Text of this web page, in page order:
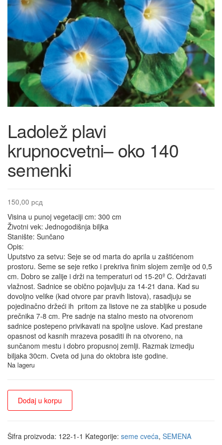
Ladolež plavi
krupnocvetni– oko 140
semenki
150,00 рсд
Visina u punoj vegetaciji cm: 300 cm
Životni vek: Jednogodišnja biljka
Stanište: Sunčano
Opis:
Uputstvo za setvu: Seje se od marta do aprila u zaštićenom
prostoru. Seme se seje retko i prekriva finim slojem zemlje od 0,5
cm. Dobro se zalije i drži na temperaturi od 15-20º C. Održavati
vlažnost. Sadnice se obično pojavljuju za 14-21 dana. Kad su
dovoljno velike (kad otvore par pravih listova), rasadjuju se
pojedinačno držeći ih pritom za listove ne za stabljike u posude
prečnika 7-8 cm. Pre sadnje na stalno mesto na otvorenom
sadnice postepeno privikavati na spoljne uslove. Kad prestane
opasnost od kasnih mrazeva posaditi ih na otvoreno, na
sunčanom mestu i dobro propusnoj zemlji. Razmak izmedju
biljaka 30cm. Cveta od juna do oktobra iste godine.
Na lageru
Dodaj u korpu
Šifra proizvoda: 122-1-1 Kategorije: seme cveća, SEMENA